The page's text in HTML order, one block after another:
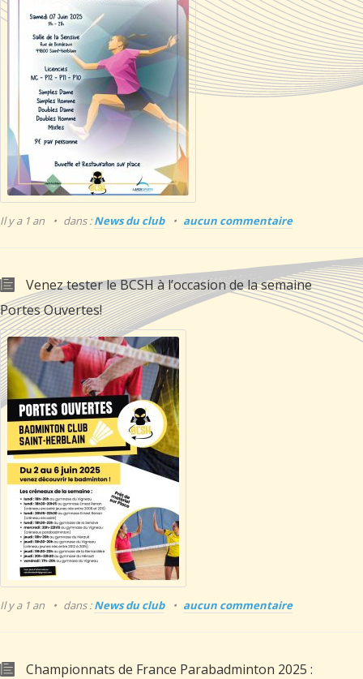
Il y a 1 an dans :News du club aucun commentaire
Venez tester le BCSH à l’occasion de la semaine
Portes Ouvertes!
Il y a 1 an dans :News du club aucun commentaire
Championnats de France Parabadminton 2025 :